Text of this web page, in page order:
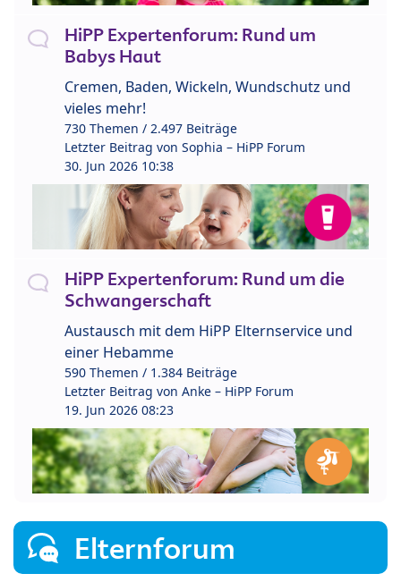
HiPP Expertenforum: Rund um
Babys Haut
Cremen, Baden, Wickeln, Wundschutz und
vieles mehr!
730 Themen / 2.497 Beiträge
Letzter Beitrag von Sophia – HiPP Forum
30. Jun 2026 10:38
HiPP Expertenforum: Rund um die
Schwangerschaft
Austausch mit dem HiPP Elternservice und
einer Hebamme
590 Themen / 1.384 Beiträge
Letzter Beitrag von Anke – HiPP Forum
19. Jun 2026 08:23
Elternforum